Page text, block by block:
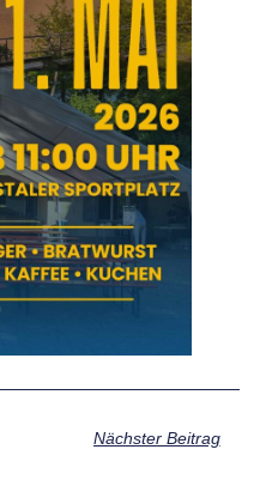
Nächster Beitrag